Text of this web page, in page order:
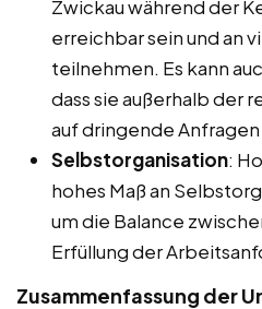
Zwickau während der
erreichbar sein und an
teilnehmen. Es kann
dass sie außerhalb der
auf dringende
Selbstorganisation:
hohes Maß an
um die Balance
Erfüllung der
Zusammenfassung der